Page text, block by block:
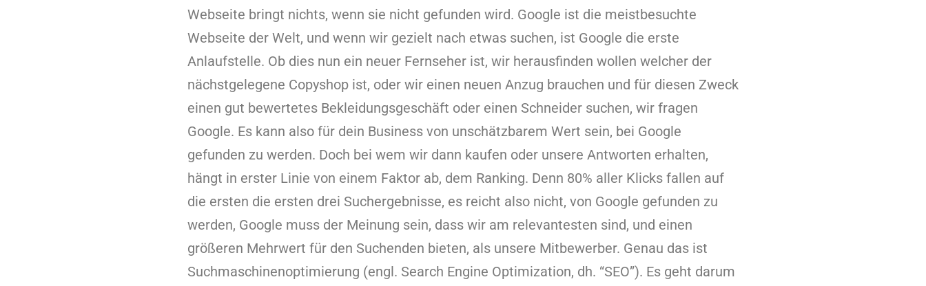
Webseite bringt nichts, wenn sie nicht gefunden wird. Google ist die meistbesuchte
Webseite der Welt, und wenn wir gezielt nach etwas suchen, ist Google die erste
Anlaufstelle. Ob dies nun ein neuer Fernseher ist, wir herausfinden wollen welcher der
nächstgelegene Copyshop ist, oder wir einen neuen Anzug brauchen und für diesen Zweck
einen gut bewertetes Bekleidungsgeschäft oder einen Schneider suchen, wir fragen
Google. Es kann also für dein Business von unschätzbarem Wert sein, bei Google
gefunden zu werden. Doch bei wem wir dann kaufen oder unsere Antworten erhalten,
hängt in erster Linie von einem Faktor ab, dem Ranking. Denn 80% aller Klicks fallen auf
die ersten die ersten drei Suchergebnisse, es reicht also nicht, von Google gefunden zu
werden, Google muss der Meinung sein, dass wir am relevantesten sind, und einen
größeren Mehrwert für den Suchenden bieten, als unsere Mitbewerber. Genau das ist
Suchmaschinenoptimierung (engl. Search Engine Optimization, dh. “SEO”). Es geht darum